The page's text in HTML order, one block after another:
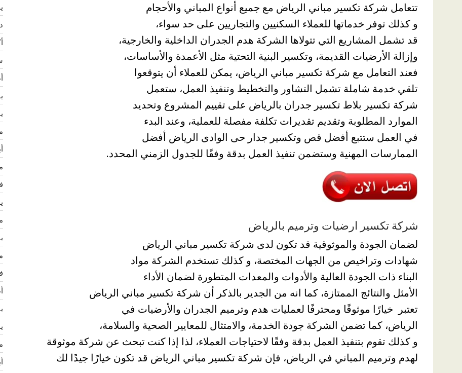
تتعامل شركة تكسير مباني الرياض مع جميع أنواع المباني والأحجام
و كذلك توفر خدماتها للعملاء السكنيين والتجاريين على حد سواء،
قد تشمل المشاريع التي تتولاها الشركة هدم الجدران الداخلية والخارجية،
وإزالة الأرضيات القديمة، وتكسير البنية التحتية مثل الأعمدة والأساسات،
فعند التعامل مع شركة تكسير مباني الرياض، يمكن للعملاء أن يتوقعوا
تلقي خدمة شاملة تشمل التشاور والتخطيط وتنفيذ العمل، ستعمل
شركة تكسير بلاط تكسير جدران بالرياض على تقييم المشروع وتحديد
الموارد المطلوبة وتقديم تقديرات تكلفة مفصلة للعملية، وعند البدء
في العمل ستتبع أفضل قص وتكسير جدار حى الوادى الرياض أفضل
الممارسات المهنية وستضمن تنفيذ العمل بدقة وفقًا للجدول الزمني المحدد.
شركة تكسير ارضيات وترميم بالرياض
لضمان الجودة والموثوقية قد تكون لدى شركة تكسير مباني الرياض
شهادات وتراخيص من الجهات المختصة، و كذلك تستخدم الشركة مواد
البناء ذات الجودة العالية والأدوات والمعدات المتطورة لضمان الأداء
الأمثل والنتائج الممتازة، كما انه من الجدير بالذكر أن شركة تكسير مباني الرياض
تعتبر خيارًا موثوقًا ومحترفًا لعمليات هدم وترميم الجدران والأرضيات في
الرياض، كما تضمن الشركة جودة الخدمة، والامتثال للمعايير الصحية والسلامة،
و كذلك تقوم بتنفيذ العمل بدقة وفقًا لاحتياجات العملاء، لذا إذا كنت تبحث عن شركة موثوقة
لهدم وترميم المباني في الرياض، فإن شركة تكسير مباني الرياض قد تكون خيارًا جيدًا لك